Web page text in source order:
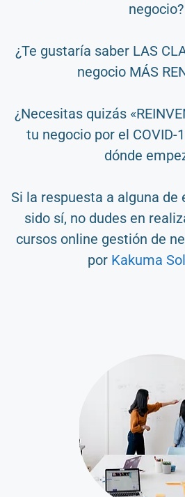
negocio?
¿Te gustaría saber LAS
negocio MÁS
¿Necesitas quizás
tu negocio por el COVID-
dónde
Si la respuesta a alguna de
sido sí, no dudes en
cursos online gestión de
por Kakuma